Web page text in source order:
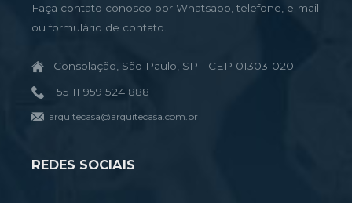
Faça contato conosco por Whatsapp, telefone, e-mail
ou formulário de contato.
Consolação, São Paulo, SP - CEP 01303-020
+55 11 959 524 888
arquitecasa@arquitecasa.com.br
REDES SOCIAIS